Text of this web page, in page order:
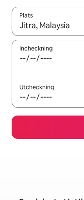
Plats
När resultaten är
Incheckning
Utcheckning